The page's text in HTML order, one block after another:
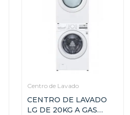
Centro de Lavado
CENTRO DE LAVADO
LG DE 20KG A GAS